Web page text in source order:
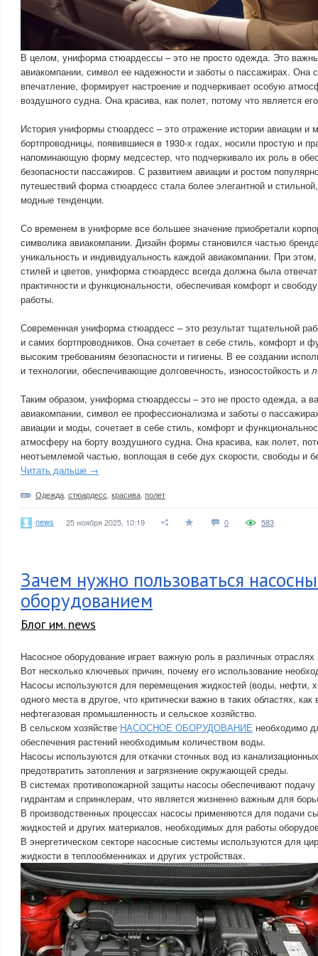
В целом, униформа стюардессы – это не просто одежда. Это
авиакомпании, символ ее надежности и заботы о пассажирах. Она
впечатление, формирует настроение и подчеркивает особую
воздушного судна. Она красива, как полет, потому что является
История униформы стюардесс – это отражение истории авиации и
бортпроводницы, появившиеся в 1930-х годах, носили простую и
напоминающую форму медсестер, что подчеркивало их роль в
безопасности пассажиров. С развитием авиации и ростом
путешествий форма стюардесс стала более элегантной и
модные тенденции.
Со временем в униформе все большее значение приобретали
символика авиакомпании. Дизайн формы становился частью
уникальность и индивидуальность каждой авиакомпании. При
стилей и цветов, униформа стюардесс всегда должна была
практичности и функциональности, обеспечивая комфорт и
работы.
Современная униформа стюардесс – это результат тщательной
и самих бортпроводников. Она сочетает в себе стиль, комфорт и
высоким требованиям безопасности и гигиены. В ее создании
и технологии, обеспечивающие долговечность, износостойкость и
Таким образом, униформа стюардессы – это не просто одежда, а
авиакомпании, символ ее профессионализма и заботы о
авиации и моды, сочетает в себе стиль, комфорт и
атмосферу на борту воздушного судна. Она красива, как полет,
неотъемлемой частью, воплощая в себе дух скорости, свободы и
Читать дальше →
Одежда стюардесс красива полет
news 25 ноября 2025, 10:19 0 583
Зачем нужно пользоваться
оборудованием
Блог им. news
Насосное оборудование играет важную роль в различных
Вот несколько ключевых причин, почему его использование
Насосы используются для перемещения жидкостей (воды, нефти,
одного места в другое, что критически важно в таких областях,
нефтегазовая промышленность и сельское хозяйство.
В сельском хозяйстве НАСОСНОЕ ОБОРУДОВАНИЕ необходимо
обеспечения растений необходимым количеством воды.
Насосы используются для откачки сточных вод из
предотвратить затопления и загрязнение окружающей среды.
В системах противопожарной защиты насосы обеспечивают
гидрантам и спринклерам, что является жизненно важным для
В производственных процессах насосы применяются для подачи
жидкостей и других материалов, необходимых для работы
В энергетическом секторе насосные системы используются для
жидкости в теплообменниках и других устройствах.